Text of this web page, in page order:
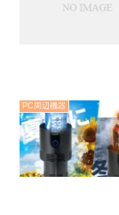
PC周辺機器